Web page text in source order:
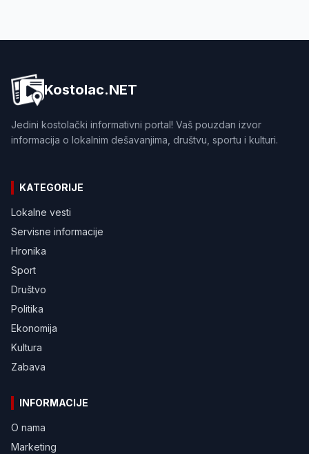
Kostolac.NET
Jedini kostolački informativni portal! Vaš pouzdan izvor
informacija o lokalnim dešavanjima, društvu, sportu i kulturi.
KATEGORIJE
Lokalne vesti
Servisne informacije
Hronika
Sport
Društvo
Politika
Ekonomija
Kultura
Zabava
INFORMACIJE
O nama
Marketing